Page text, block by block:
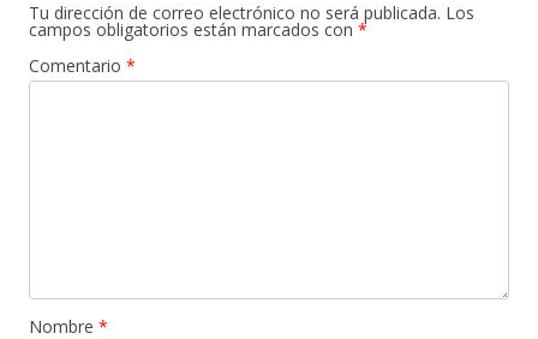
Tu dirección de correo electrónico no será publicada. Los
campos obligatorios están marcados con *
Comentario *
Nombre *